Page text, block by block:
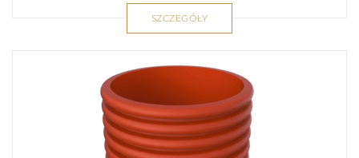
SZCZEGÓŁY